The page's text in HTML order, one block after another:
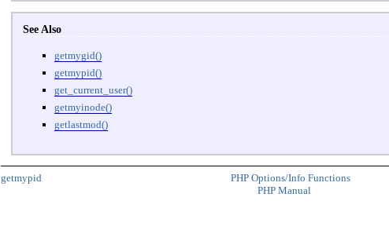
See Also
getmygid()
getmypid()
get_current_user()
getmyinode()
getlastmod()
getmypid
PHP Options/Info Functions
PHP Manual